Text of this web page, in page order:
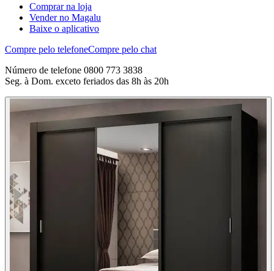
Comprar na loja
Vender no Magalu
Baixe o aplicativo
Compre pelo telefoneCompre pelo chat
Número de telefone 0800 773 3838
Seg. à Dom. exceto feriados das 8h às 20h